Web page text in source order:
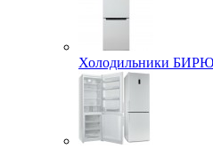
Холодильники